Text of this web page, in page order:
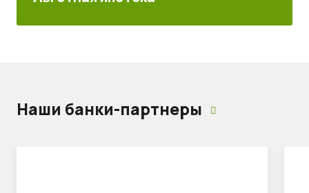
Наши банки-партнеры